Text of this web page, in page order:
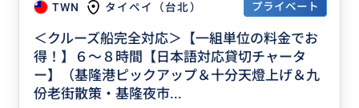
TWN タイペイ（台北） プライベート
＜クルーズ船完全対応＞【一組単位の料金でお
得！】６〜８時間【日本語対応貸切チャータ
ー】（基隆港ピックアップ＆十分天燈上げ＆九
份老街散策・基隆夜市...